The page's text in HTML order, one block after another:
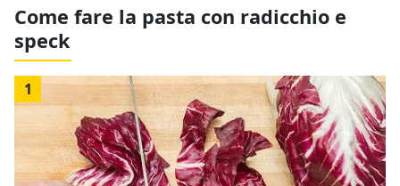
Come fare la pasta con radicchio e
speck
1